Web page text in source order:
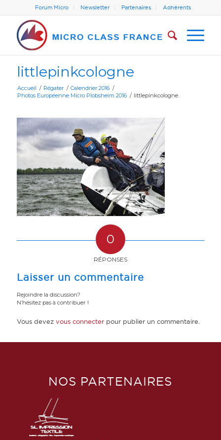
Forum Micro Newsletter Partenaires Adhérents
littlepinkcologne
Accueil / Régater / Calendrier 2016 /
Photos Européenne Micro Plobsheim 2016 / littlepinkcologne
0
RÉPONSES
Laisser un commentaire
Rejoindre la discussion?
N’hésitez pas à contribuer !
Vous devez vous connecterpour publier un commentaire.
NOS PARTENAIRES